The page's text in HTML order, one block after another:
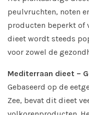
peulvruchten, noten
producten beperkt of
dieet wordt steeds
voor zowel de
Mediterraan dieet –
Gebaseerd op de
Zee, bevat dit dieet